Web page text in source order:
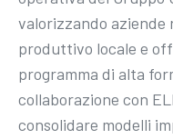
valorizzando
produttivo locale e
programma di alta
collaborazione con
consolidare modelli